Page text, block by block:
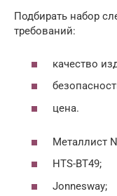
Подбирать набор
требований:
качество
цена.
Металлист
HTS-BT49;
Jonnesway;